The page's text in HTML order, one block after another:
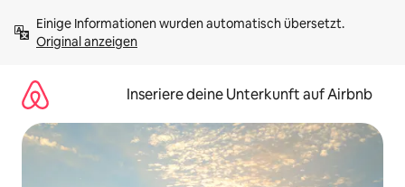
Inhalten
springenOriginal anzeigen
Inseriere deine Unterkunft auf Airbnb